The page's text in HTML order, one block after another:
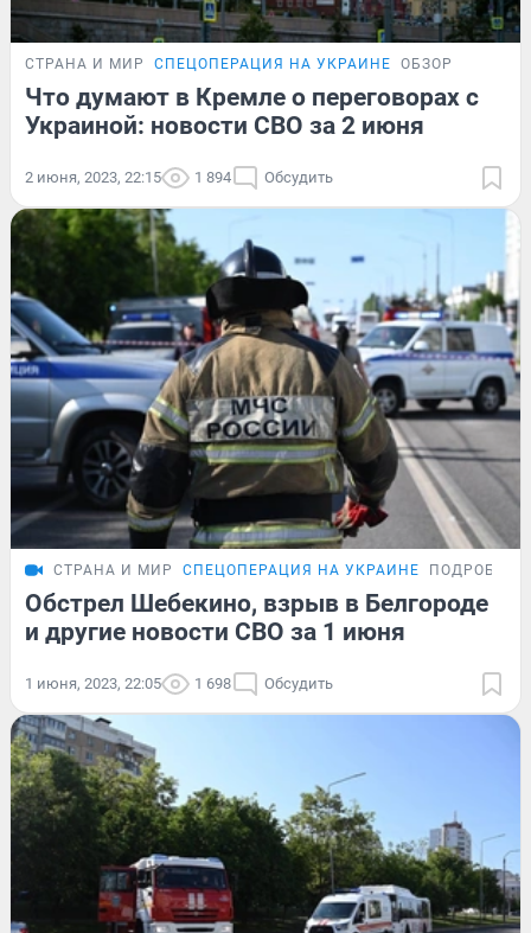
СТРАНА И МИР СПЕЦОПЕРАЦИЯ НА УКРАИНЕ ОБЗОР
Что думают в Кремле о переговорах с
Украиной: новости СВО за 2 июня
2 июня, 2023, 22:15 1 894 Обсудить
СТРАНА И МИР СПЕЦОПЕРАЦИЯ НА УКРАИНЕ
Обстрел Шебекино, взрыв в Белгороде
и другие новости СВО за 1 июня
1 июня, 2023, 22:05 1 698 Обсудить